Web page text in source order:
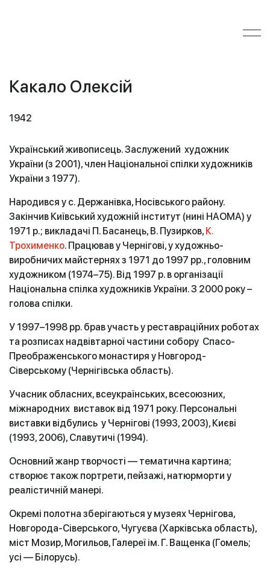
Какало Олексій
1942
Український живописець. Заслужений художник
України (з 2001), член Національної спілки художників
України з 1977).
Народився у с. Держанівка, Носівського району.
Закінчив Київський художній інститут (нині НАОМА) у
1971 р.; викладачі П. Басанець, В. Пузирков, К.
Трохименко. Працював у Чернігові, у художньо-
виробничих майстернях з 1971 до 1997 рр., головним
художником (1974–75). Від 1997 р. в організації
Національна спілка художників України. З 2000 року –
голова спілки.
У 1997–1998 рр. брав участь у реставраційних роботах
та розписах надвівтарної частини собору Спасо-
Преображенського монастиря у Новгород-
Сіверському (Чернігівська область).
Учасник обласних, всеукраїнських, всесоюзних,
міжнародних виставок від 1971 року. Персональні
виставки відбулись у Чернігові (1993, 2003), Києві
(1993, 2006), Славутичі (1994).
Основний жанр творчості — тематична картина;
створює також портрети, пейзажі, натюрморти у
реалістичній манері.
Окремі полотна зберігаються у музеях Чернігова,
Новгорода-Сіверського, Чугуєва (Харківська область),
міст Мозир, Могильов, Галереї ім. Г. Ващенка (Гомель;
усі — Білорусь).